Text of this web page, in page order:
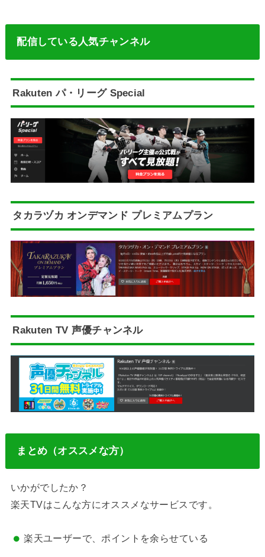
配信している人気チャンネル
Rakuten パ・リーグ Special
タカラヅカ オンデマンド プレミアムプラン
Rakuten TV 声優チャンネル
まとめ（オススメな方）
いかがでしたか？
楽天TVはこんな方にオススメなサービスです。
楽天ユーザーで、ポイントを余らせている